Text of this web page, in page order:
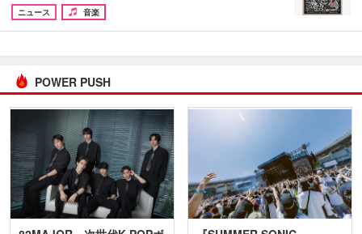
ニュース
音楽
POWER PUSH